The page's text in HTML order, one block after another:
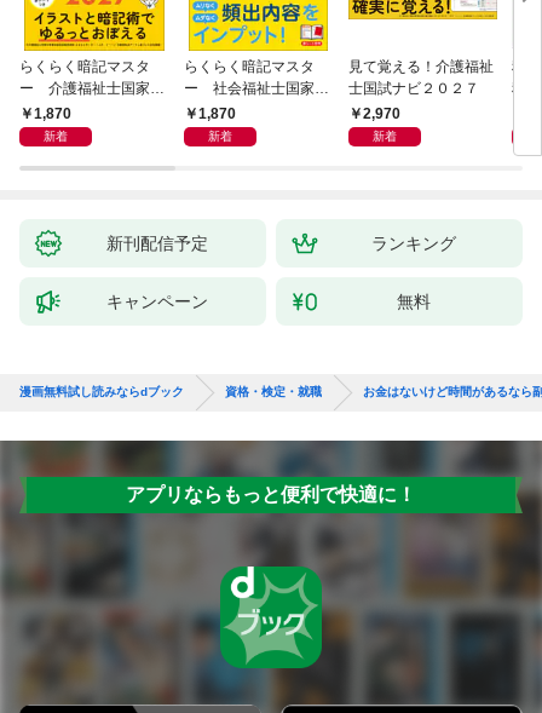
らくらく暗記マスタ
ー 介護福祉士国家試
験２０２７
1,870
新着
らくらく暗記マスタ
ー 社会福祉士国家試
験２０２７
1,870
新着
見て覚える！介護福祉
士国試ナビ２０２７
2,970
新着
税
税
新刊配信予定 ランキング
キャンペーン 無料
漫画無料試し読みならdブック 資格・検定・就職 お金はないけど時間があるなら
アプリならもっと便利で快適に！